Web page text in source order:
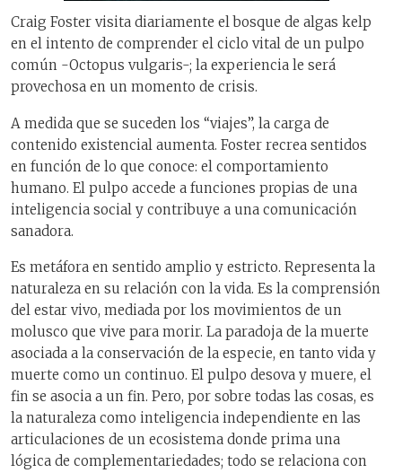
Craig Foster visita diariamente el bosque de algas kelp
en el intento de comprender el ciclo vital de un pulpo
común -Octopus vulgaris-; la experiencia le será
provechosa en un momento de crisis.
A medida que se suceden los “viajes”, la carga de
contenido existencial aumenta. Foster recrea sentidos
en función de lo que conoce: el comportamiento
humano. El pulpo accede a funciones propias de una
inteligencia social y contribuye a una comunicación
sanadora.
Es metáfora en sentido amplio y estricto. Representa la
naturaleza en su relación con la vida. Es la comprensión
del estar vivo, mediada por los movimientos de un
molusco que vive para morir. La paradoja de la muerte
asociada a la conservación de la especie, en tanto vida y
muerte como un continuo. El pulpo desova y muere, el
fin se asocia a un fin. Pero, por sobre todas las cosas, es
la naturaleza como inteligencia independiente en las
articulaciones de un ecosistema donde prima una
lógica de complementariedades; todo se relaciona con